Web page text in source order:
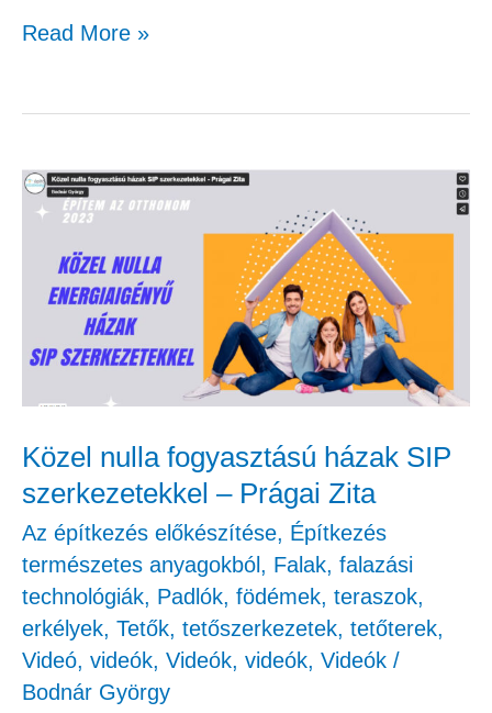
Read More »
Közel nulla fogyasztású házak SIP
szerkezetekkel – Prágai Zita
Az építkezés előkészítése, Építkezés
természetes anyagokból , Falak, falazási
technológiák, Padlók, födémek, teraszok,
erkélyek, Tetők, tetőszerkezetek, tetőterek,
Videó, videók, Videók, videók, Videók /
Bodnár György
Közel
nulla
fogyasztású
házak
szerkezetekkel
–